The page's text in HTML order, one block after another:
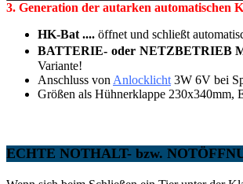
3. Generation der autarken automatischen
HK-Bat .... öffnet und schließt
BATTERIE- oder NETZBETRIEB
Variante!
Anschluss von Anlocklicht 3W 6V bei
Größen als Hühnerklappe 230x340mm,
ECHTE NOTHALT- bzw.